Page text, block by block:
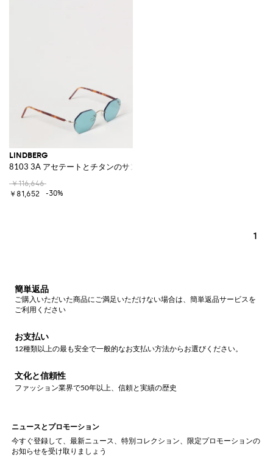
LINDBERG
8103 3A アセテートとチタンのサングラス
￥116,646
￥81,652
-30%
1
簡単返品
ご購入いただいた商品にご満足いただけない場合は、簡単返品サービスを
ご利用ください
お支払い
12種類以上の最も安全で一般的なお支払い方法からお選びください。
文化と信頼性
ファッション業界で50年以上、信頼と実績の歴史
ニュースとプロモーション
今すぐ登録して、最新ニュース、特別コレクション、限定プロモーションの
お知らせを受け取りましょう